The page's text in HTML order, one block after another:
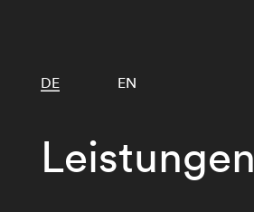
Leistungen
DE EN